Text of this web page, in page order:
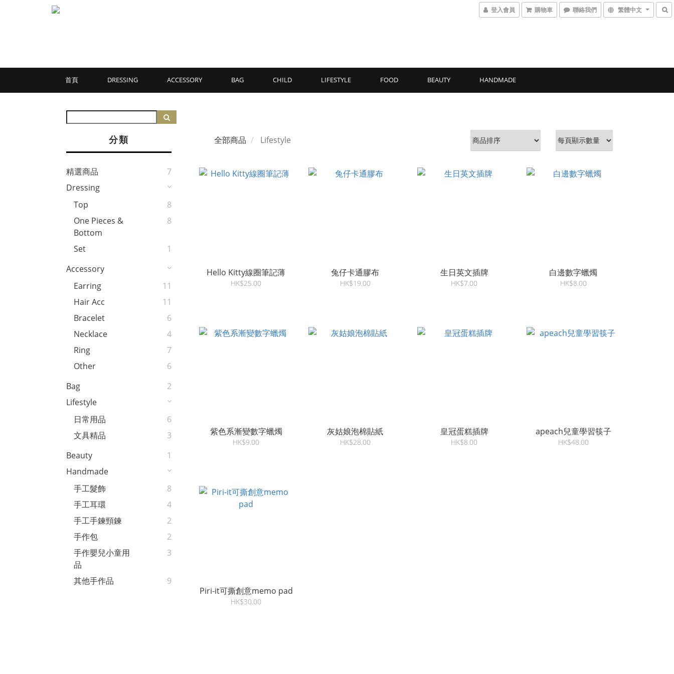
登入會員 購物車 聯絡我們 繁體中文
首頁 DRESSING ACCESSORY BAG CHILD LIFESTYLE FOOD BEAUTY HANDMADE
分類
精選商品
7
Dressing
Top
8
One Pieces &
Bottom
8
Set
1
Accessory
Earring
11
Hair Acc
11
Bracelet
6
Necklace
4
Ring
7
Other
6
Bag
2
Lifestyle
日常用品
6
文具精品
3
Beauty
1
Handmade
手工髮飾
8
手工耳環
4
手工手鍊頸鍊
2
手作包
2
手作嬰兒小童用
品
3
其他手作品 9
全部商品 Lifestyle
Hello Kitty線圈筆記薄
HK$25.00
兔仔卡通膠布
HK$19.00
生日英文插牌
HK$7.00
白邊數字蠟燭
HK$8.00
紫色系漸變數字蠟燭
HK$9.00
灰姑娘泡棉貼紙
HK$28.00
皇冠蛋糕插牌
HK$8.00
apeach兒童學習筷子
HK$48.00
Piri-it可撕創意memo pad
HK$30.00